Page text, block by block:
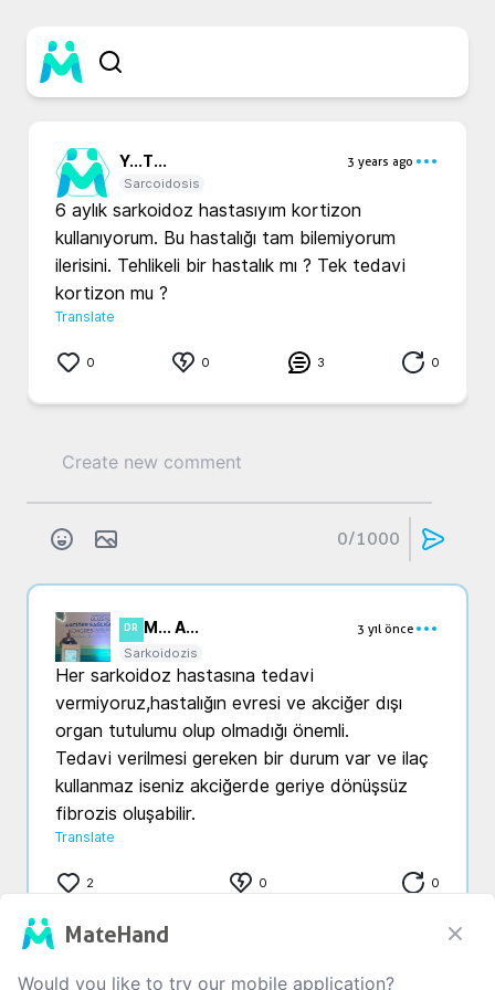
Y...T...
3 years ago
Sarcoidosis
6 aylık sarkoidoz hastasıyım kortizon
kullanıyorum. Bu hastalığı tam bilemiyorum
ilerisini. Tehlikeli bir hastalık mı ? Tek tedavi
kortizon mu ?
Translate
0 0 3 0
0/1000
DR M... A...
3 yıl önce
Sarkoidozis
Her sarkoidoz hastasına tedavi
vermiyoruz,hastalığın evresi ve akciğer dışı
organ tutulumu olup olmadığı önemli.
Tedavi verilmesi gereken bir durum var ve ilaç
kullanmaz iseniz akciğerde geriye dönüşsüz
fibrozis oluşabilir.
Translate
2 0 0
Y... T... 3 yıl önce
MateHand
Would you like to try our mobile application?